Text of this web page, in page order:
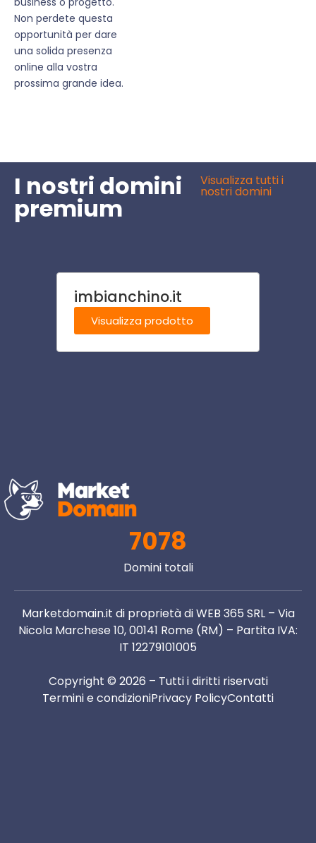
Non perdete questa
opportunità per dare
una solida presenza
online alla vostra
prossima grande idea.
I nostri domini
premium
Visualizza tutti i
nostri domini
imbianchino.it
Visualizza prodotto
7078
Domini totali
Marketdomain.it di proprietà di WEB 365 SRL – Via
Nicola Marchese 10, 00141 Rome (RM) – Partita IVA:
IT 12279101005
Copyright © 2026 – Tutti i diritti riservati
Termini e condizioniPrivacy PolicyContatti